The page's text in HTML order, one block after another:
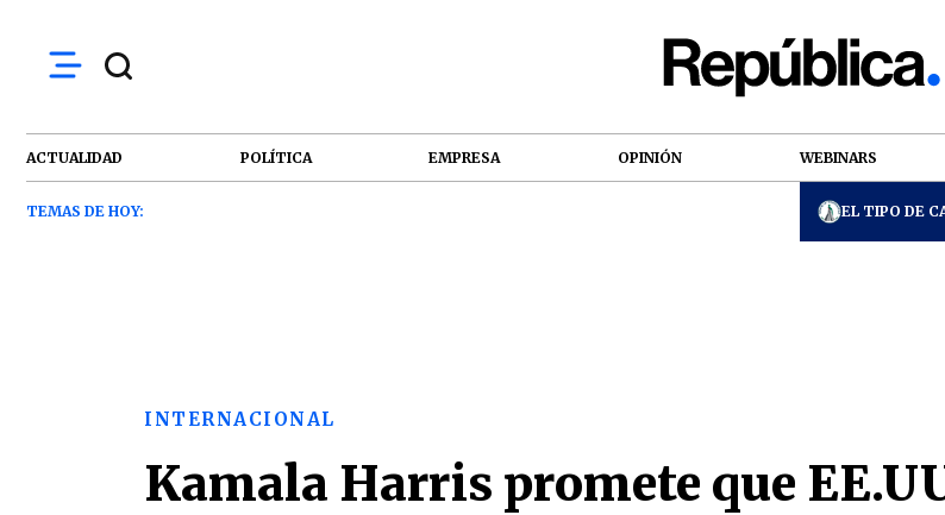
ACTUALIDAD POLÍTICA EMPRESA OPINIÓN WEBINARS
TEMAS DE HOY: EL TIPO DE
INTERNACIONAL
Kamala Harris promete que